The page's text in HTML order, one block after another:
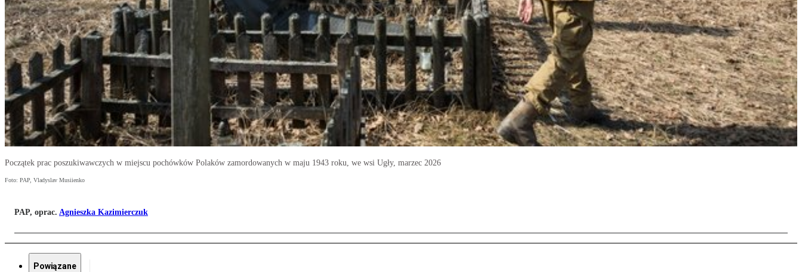
Początek prac poszukiwawczych w miejscu pochówków Polaków zamordowanych w maju 1943 roku, we wsi Ugły, marzec 2026
Foto: PAP, Vladyslav Musiienko
PAP, oprac. Agnieszka Kazimierczuk
Powiązane